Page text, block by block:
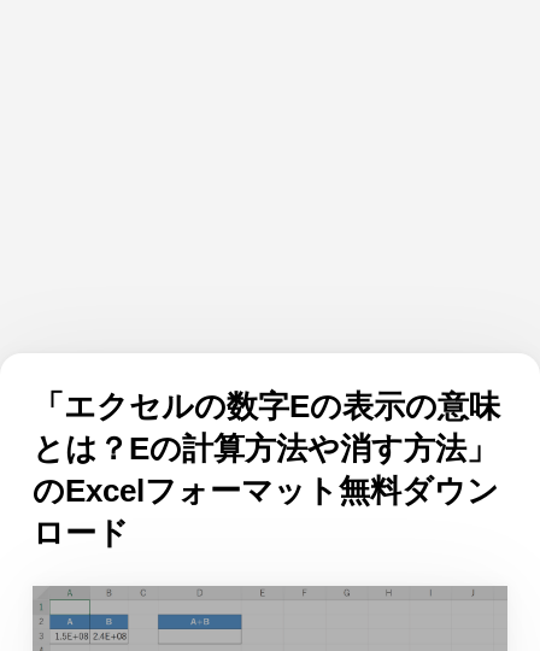
「エクセルの数字Eの表示の意味
とは？Eの計算方法や消す方法」
のExcelフォーマット無料ダウン
ロード